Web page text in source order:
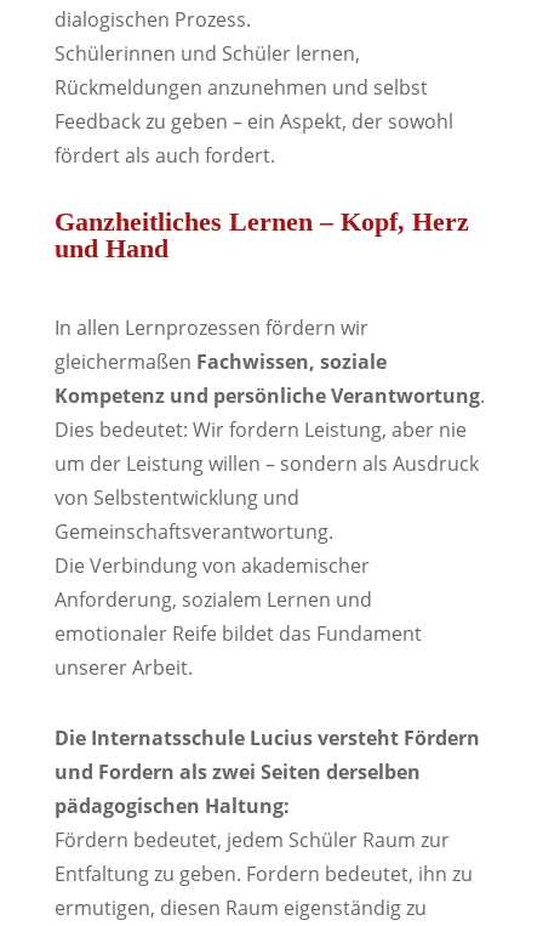
dialogischen Prozess.
Schülerinnen und Schüler lernen,
Rückmeldungen anzunehmen und selbst
Feedback zu geben – ein Aspekt, der sowohl
fördert als auch fordert.
Ganzheitliches Lernen – Kopf, Herz
und Hand
In allen Lernprozessen fördern wir
gleichermaßen Fachwissen, soziale
Kompetenz und persönliche Verantwortung.
Dies bedeutet: Wir fordern Leistung, aber nie
um der Leistung willen – sondern als Ausdruck
von Selbstentwicklung und
Gemeinschaftsverantwortung.
Die Verbindung von akademischer
Anforderung, sozialem Lernen und
emotionaler Reife bildet das Fundament
unserer Arbeit.
Die Internatsschule Lucius versteht Fördern
und Fordern als zwei Seiten derselben
pädagogischen Haltung:
Fördern bedeutet, jedem Schüler Raum zur
Entfaltung zu geben. Fordern bedeutet, ihn zu
ermutigen, diesen Raum eigenständig zu